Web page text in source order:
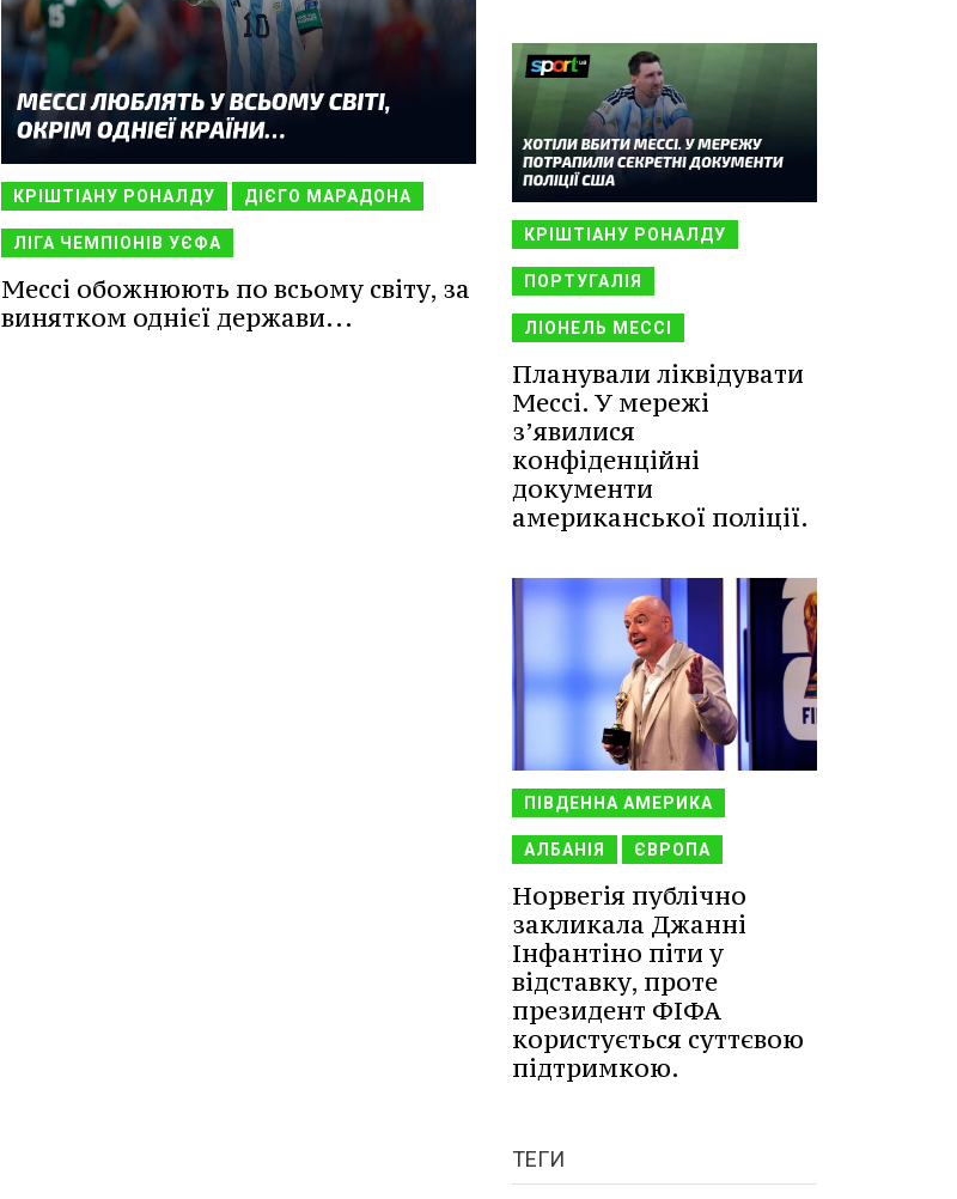
КРІШТІАНУ РОНАЛДУ ДІЄГО МАРАДОНА
ЛІГА ЧЕМПІОНІВ УЄФА
Мессі обожнюють по всьому світу, за
винятком однієї держави...
КРІШТІАНУ РОНАЛДУ
ПОРТУГАЛІЯ
ЛІОНЕЛЬ МЕССІ
Планували ліквідувати
Мессі. У мережі
з’явилися
конфіденційні
документи
американської поліції.
ПІВДЕННА АМЕРИКА
АЛБАНІЯ ЄВРОПА
Норвегія публічно
закликала Джанні
Інфантіно піти у
відставку, проте
президент ФІФА
користується суттєвою
підтримкою.
ТЕГИ